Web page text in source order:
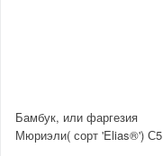
Бамбук, или фаргезия
Мюриэли( сорт 'Elias®') С5